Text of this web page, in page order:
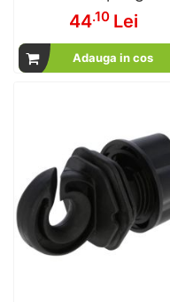
44.10 Lei
Adauga in cos